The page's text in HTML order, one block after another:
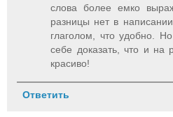
слова более емко
разницы нет в
глаголом, что удобно.
себе доказать, что и на
красиво!
Ответить